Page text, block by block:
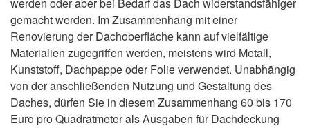
gemacht werden. Im Zusammenhang mit einer
Renovierung der Dachoberfläche kann auf vielfältige
Materialien zugegriffen werden, meistens wird Metall,
Kunststoff, Dachpappe oder Folie verwendet. Unabhängig
von der anschließenden Nutzung und Gestaltung des
Daches, dürfen Sie in diesem Zusammenhang 60 bis 170
Euro pro Quadratmeter als Ausgaben für Dachdeckung